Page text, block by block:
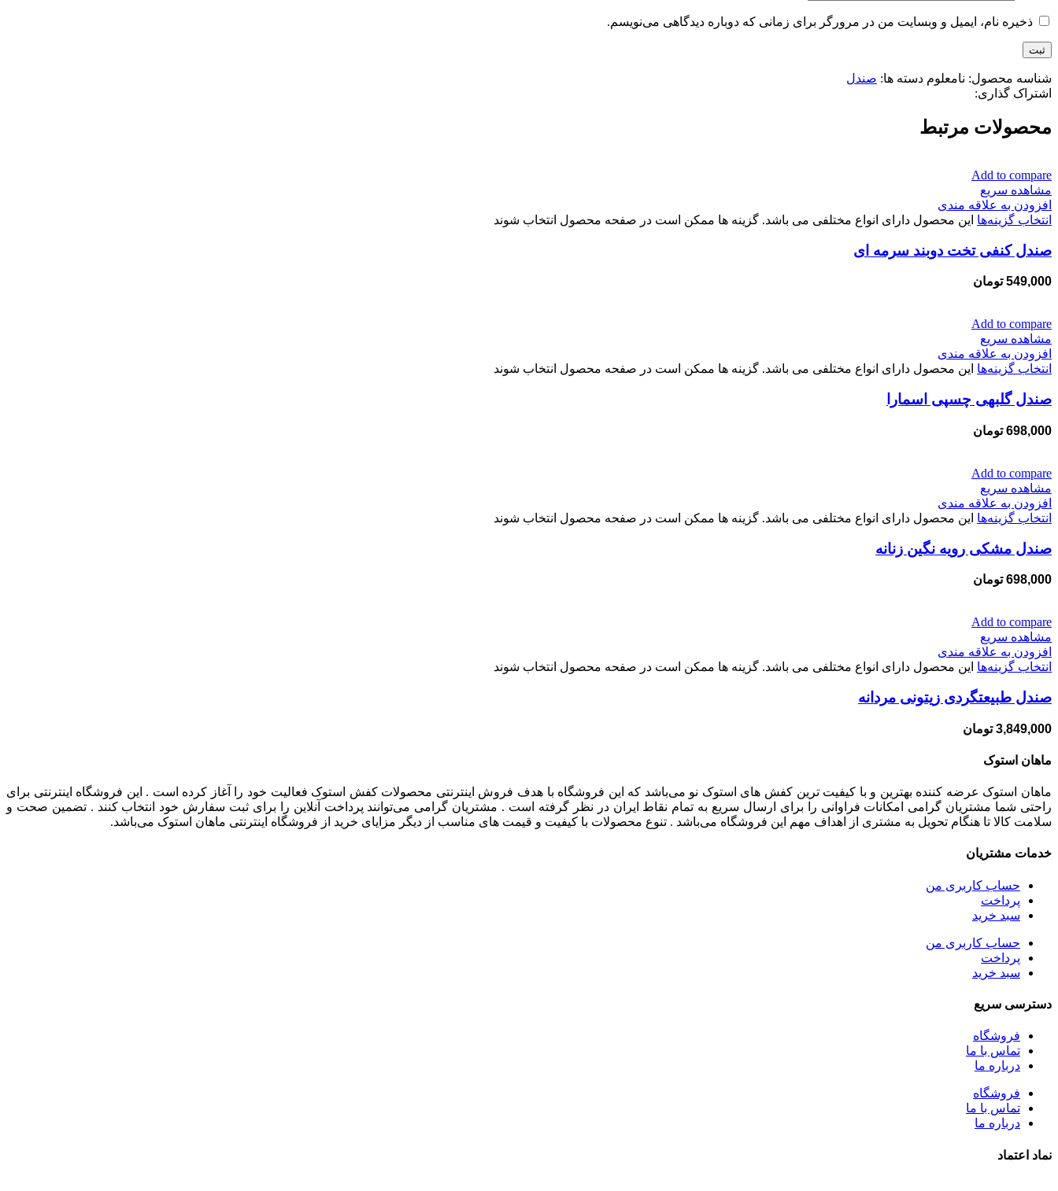
ذخیره نام، ایمیل و وبسایت من در مرورگر برای زمانی که دوباره دیدگاهی می‌نویسم.
شناسه محصول: نامعلوم دسته ها: صندل
اشتراک گذاری:
محصولات مرتبط
Add to compare
مشاهده سریع
افزودن به علاقه مندی
انتخاب گزینه‌ها این محصول دارای انواع مختلفی می باشد. گزینه ها ممکن است در صفحه محصول انتخاب شوند
صندل کنفی تخت دوبند سرمه ای
549,000 تومان
Add to compare
مشاهده سریع
افزودن به علاقه مندی
انتخاب گزینه‌ها این محصول دارای انواع مختلفی می باشد. گزینه ها ممکن است در صفحه محصول انتخاب شوند
صندل گلبهی چسپی اسمارا
698,000 تومان
Add to compare
مشاهده سریع
افزودن به علاقه مندی
انتخاب گزینه‌ها این محصول دارای انواع مختلفی می باشد. گزینه ها ممکن است در صفحه محصول انتخاب شوند
صندل مشکی رویه نگین زنانه
698,000 تومان
Add to compare
مشاهده سریع
افزودن به علاقه مندی
انتخاب گزینه‌ها این محصول دارای انواع مختلفی می باشد. گزینه ها ممکن است در صفحه محصول انتخاب شوند
صندل طبیعتگردی زیتونی مردانه
3,849,000 تومان
ماهان استوک
ماهان استوک عرضه کننده بهترین و با کیفیت ترین کفش های استوک نو می‌باشد که این فروشگاه با هدف فروش اینترنتی محصولات کفش استوک فعالیت خود را آغاز کرده است . این فروشگاه اینترنتی برای
راحتی شما مشتریان گرامی امکانات فراوانی را برای ارسال سریع به تمام نقاط ایران در نظر گرفته است . مشتریان گرامی می‌توانند پرداخت آنلاین را برای ثبت سفارش خود انتخاب کنند . تضمین صحت و
سلامت کالا تا هنگام تحویل به مشتری از اهداف مهم این فروشگاه می‌باشد . تنوع محصولات با کیفیت و قیمت های مناسب از دیگر مزایای خرید از فروشگاه اینترنتی ماهان استوک می‌باشد.
خدمات مشتریان
حساب کاربری من
پرداخت
سبد خرید
حساب کاربری من
پرداخت
سبد خرید
دسترسی سریع
فروشگاه
تماس با ما
درباره ما
فروشگاه
تماس با ما
درباره ما
نماد اعتماد